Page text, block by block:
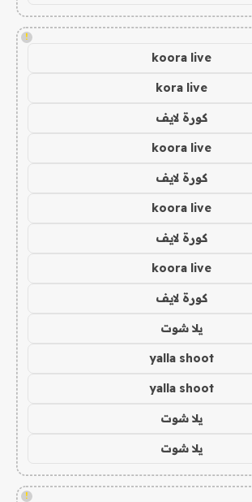
!
koora live
kora live
كورة لايف
koora live
كورة لايف
koora live
كورة لايف
koora live
كورة لايف
يلا شوت
yalla shoot
yalla shoot
يلا شوت
يلا شوت
!